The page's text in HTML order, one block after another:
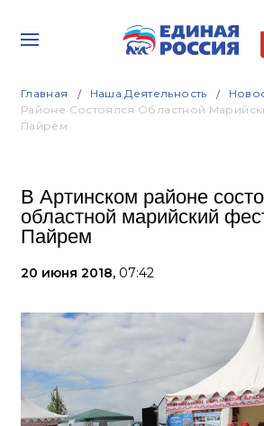
Главная Наша Деятельность
Районе Состоялся Областной
Пайрем
В Артинском районе
областной марийский
Пайрем
20 июня 2018, 07:42